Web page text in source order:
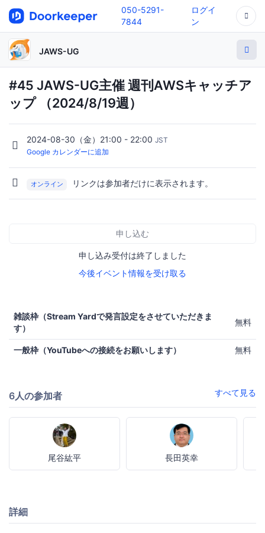
050-5291-
7844
ログイ
ン
JAWS-UG
#45 JAWS-UG主催 週刊AWSキャッチア
ップ （2024/8/19週）
2024-08-30（金）21:00 - 22:00 JST
Google カレンダーに追加
オンライン リンクは参加者だけに表示されます。
申し込む
申し込み受付は終了しました
今後イベント情報を受け取る
雑談枠（Stream Yardで発言設定をさせていただきま
す）
無料
一般枠（YouTubeへの接続をお願いします） 無料
6人の参加者 すべて見る
尾谷紘平 長田英幸
詳細